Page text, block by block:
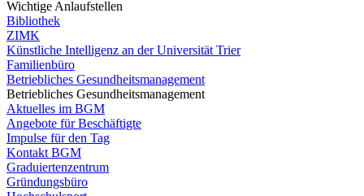
Wichtige Anlaufstellen
Bibliothek
ZIMK
Künstliche Intelligenz an der Universität Trier
Familienbüro
Betriebliches Gesundheitsmanagement
Betriebliches Gesundheitsmanagement
Aktuelles im BGM
Angebote für Beschäftigte
Impulse für den Tag
Kontakt BGM
Graduiertenzentrum
Gründungsbüro